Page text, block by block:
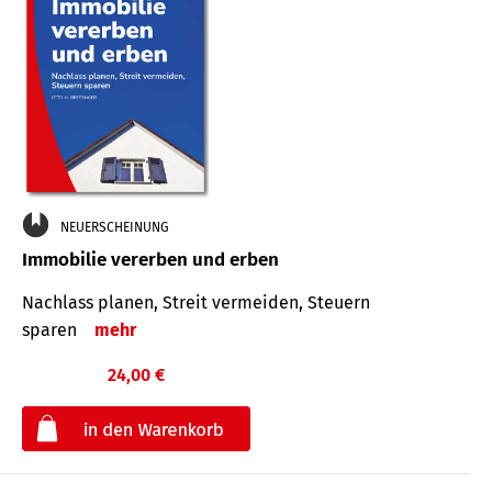
NEUERSCHEINUNG
Immobilie vererben und erben
Nachlass planen, Streit vermeiden, Steuern
sparen
mehr
24,00 €